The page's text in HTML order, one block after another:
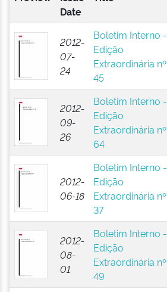
Date
2012-
07-
24
Boletim Interno -
Edição
Extraordinária nº
45
2012-
09-
26
Boletim Interno -
Edição
Extraordinária nº
64
2012-
06-18
Boletim Interno -
Edição
Extraordinária nº
37
2012-
08-
01
Boletim Interno -
Edição
Extraordinária nº
49